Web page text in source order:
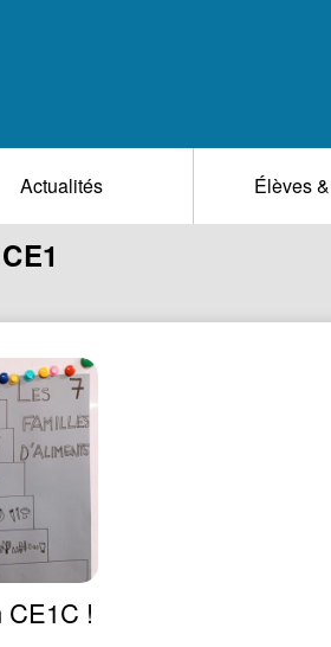
Actualités Élèves
CE1C !